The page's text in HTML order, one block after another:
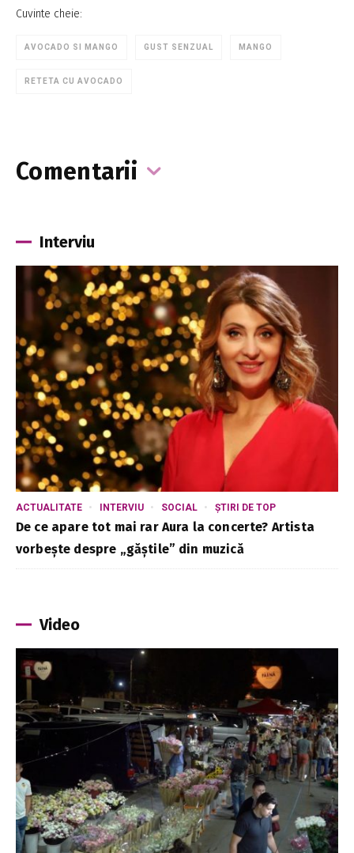
Cuvinte cheie:
AVOCADO SI MANGO GUST SENZUAL MANGO
RETETA CU AVOCADO
Comentarii
Interviu
ACTUALITATE INTERVIU SOCIAL ȘTIRI DE TOP
De ce apare tot mai rar Aura la concerte? Artista
vorbește despre „găștile” din muzică
Video